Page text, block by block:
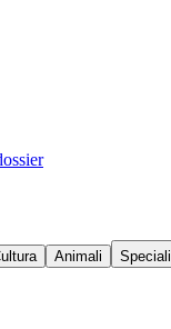
Animali
Speciali